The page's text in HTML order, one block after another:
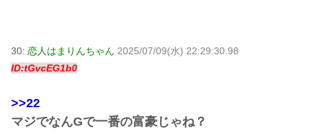
30: 恋人はまりんちゃん 2025/07/09(水) 22:29:30.98
ID:tGvcEG1b0
>>22
マジでなんGで一番の富豪じゃね？